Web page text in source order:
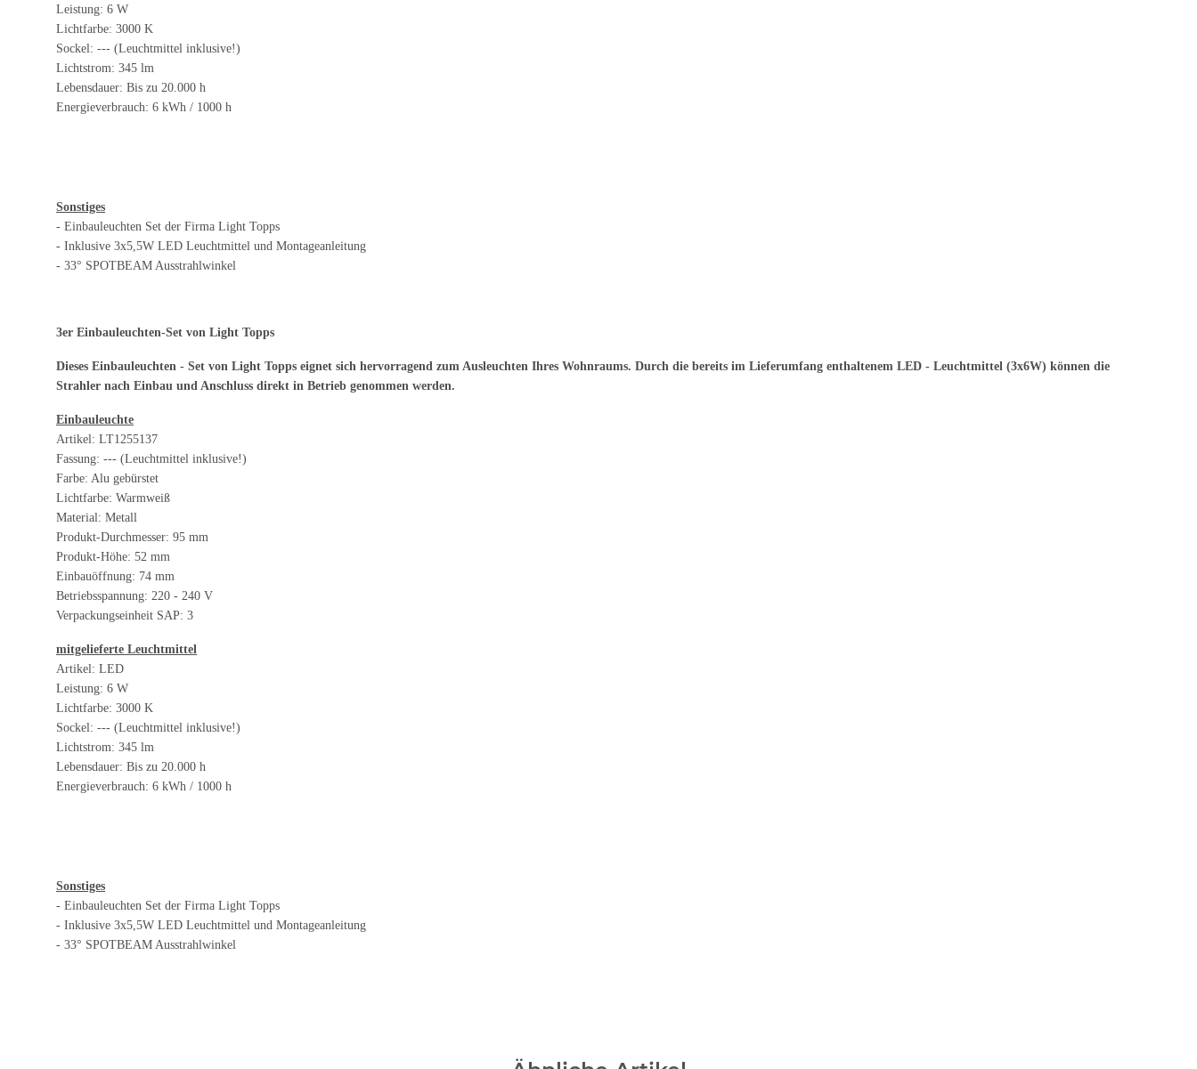
Leistung: 6 W
Lichtfarbe: 3000 K
Sockel: --- (Leuchtmittel inklusive!)
Lichtstrom: 345 lm
Lebensdauer: Bis zu 20.000 h
Energieverbrauch: 6 kWh / 1000 h
Sonstiges
- Einbauleuchten Set der Firma Light Topps
- Inklusive 3x5,5W LED Leuchtmittel und Montageanleitung
- 33° SPOTBEAM Ausstrahlwinkel
3er Einbauleuchten-Set von Light Topps
Dieses Einbauleuchten - Set von Light Topps eignet sich hervorragend zum Ausleuchten Ihres Wohnraums. Durch die bereits im Lieferumfang enthaltenem LED - Leuchtmittel (3x6W) können die
Strahler nach Einbau und Anschluss direkt in Betrieb genommen werden.
Einbauleuchte
Artikel: LT1255137
Fassung: --- (Leuchtmittel inklusive!)
Farbe: Alu gebürstet
Lichtfarbe: Warmweiß
Material: Metall
Produkt-Durchmesser: 95 mm
Produkt-Höhe: 52 mm
Einbauöffnung: 74 mm
Betriebsspannung: 220 - 240 V
Verpackungseinheit SAP: 3
mitgelieferte Leuchtmittel
Artikel: LED
Leistung: 6 W
Lichtfarbe: 3000 K
Sockel: --- (Leuchtmittel inklusive!)
Lichtstrom: 345 lm
Lebensdauer: Bis zu 20.000 h
Energieverbrauch: 6 kWh / 1000 h
Sonstiges
- Einbauleuchten Set der Firma Light Topps
- Inklusive 3x5,5W LED Leuchtmittel und Montageanleitung
- 33° SPOTBEAM Ausstrahlwinkel